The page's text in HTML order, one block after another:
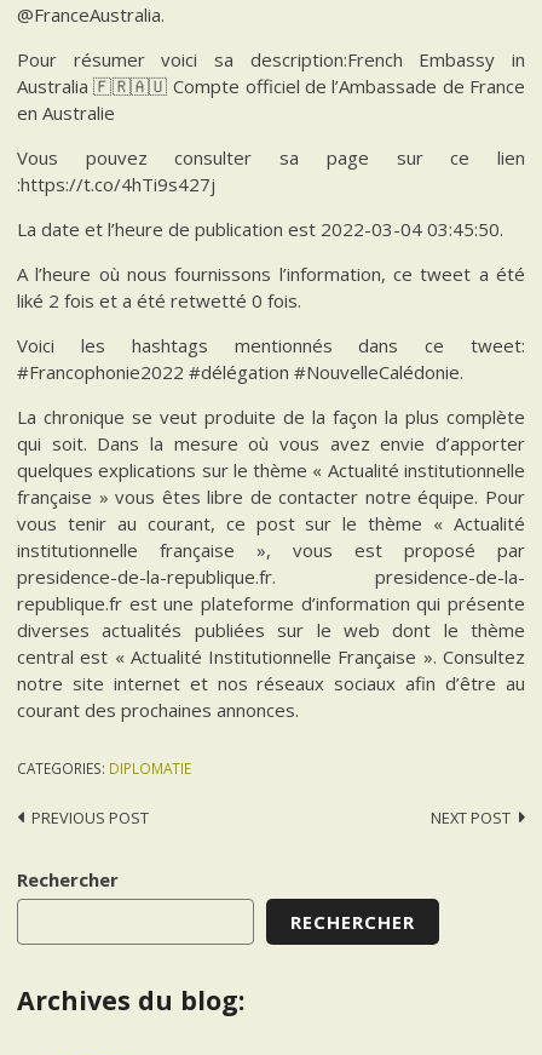
@FranceAustralia.
Pour résumer voici sa description:French Embassy in
Australia 🇫🇷🇦🇺 Compte officiel de l’Ambassade de France
en Australie
Vous pouvez consulter sa page sur ce lien
:https://t.co/4hTi9s427j
La date et l’heure de publication est 2022-03-04 03:45:50.
A l’heure où nous fournissons l’information, ce tweet a été
liké 2 fois et a été retwetté 0 fois.
Voici les hashtags mentionnés dans ce tweet:
#Francophonie2022 #délégation #NouvelleCalédonie.
La chronique se veut produite de la façon la plus complète
qui soit. Dans la mesure où vous avez envie d’apporter
quelques explications sur le thème « Actualité institutionnelle
française » vous êtes libre de contacter notre équipe. Pour
vous tenir au courant, ce post sur le thème « Actualité
institutionnelle française », vous est proposé par
presidence-de-la-republique.fr. presidence-de-la-
republique.fr est une plateforme d’information qui présente
diverses actualités publiées sur le web dont le thème
central est « Actualité Institutionnelle Française ». Consultez
notre site internet et nos réseaux sociaux afin d’être au
courant des prochaines annonces.
CATEGORIES: DIPLOMATIE
Post
PREVIOUS POST NEXT POST
Rechercher
RECHERCHER
Archives du blog: